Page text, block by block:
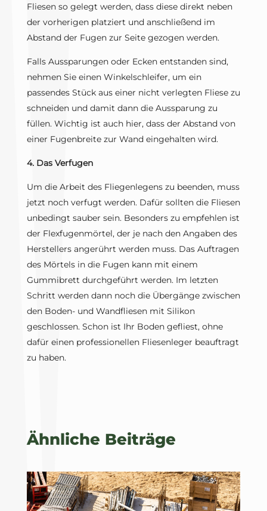
Fliesen so gelegt werden, dass diese direkt neben
der vorherigen platziert und anschließend im
Abstand der Fugen zur Seite gezogen werden.
Falls Aussparungen oder Ecken entstanden sind,
nehmen Sie einen Winkelschleifer, um ein
passendes Stück aus einer nicht verlegten Fliese zu
schneiden und damit dann die Aussparung zu
füllen. Wichtig ist auch hier, dass der Abstand von
einer Fugenbreite zur Wand eingehalten wird.
4. Das Verfugen
Um die Arbeit des Fliegenlegens zu beenden, muss
jetzt noch verfugt werden. Dafür sollten die Fliesen
unbedingt sauber sein. Besonders zu empfehlen ist
der Flexfugenmörtel, der je nach den Angaben des
Herstellers angerührt werden muss. Das Auftragen
des Mörtels in die Fugen kann mit einem
Gummibrett durchgeführt werden. Im letzten
Schritt werden dann noch die Übergänge zwischen
den Boden- und Wandfliesen mit Silikon
geschlossen. Schon ist Ihr Boden gefliest, ohne
dafür einen professionellen Fliesenleger beauftragt
zu haben.
Ähnliche Beiträge